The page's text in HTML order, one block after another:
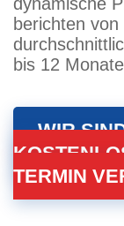
berichten
bis 12
WIR
TERMIN